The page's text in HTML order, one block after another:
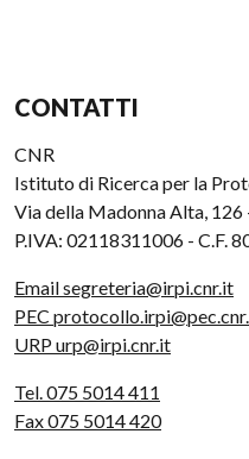
CONTATTI
CNR
Istituto di Ricerca per la
Via della Madonna Alta, 126
P.IVA: 02118311006 - C.F.
Email segreteria@irpi.cnr.it
PEC
URP urp@irpi.cnr.it
Tel. 075 5014 411
Fax 075 5014 420